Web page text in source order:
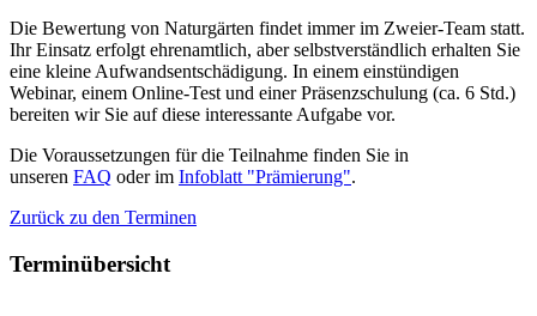
Die Bewertung von Naturgärten findet immer im Zweier-Team statt.
Ihr Einsatz erfolgt ehrenamtlich, aber selbstverständlich erhalten Sie
eine kleine Aufwandsentschädigung. In einem einstündigen
Webinar, einem Online-Test und einer Präsenzschulung (ca. 6 Std.)
bereiten wir Sie auf diese interessante Aufgabe vor.
Die Voraussetzungen für die Teilnahme finden Sie in
unseren FAQ oder im Infoblatt "Prämierung".
Zurück zu den Terminen
Terminübersicht